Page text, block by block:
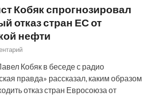
Кобяк спрогнозировал
отказ стран ЕС от
нефти
Кобяк в беседе с радио
правда» рассказал, каким образом
отказ стран Евросоюза от